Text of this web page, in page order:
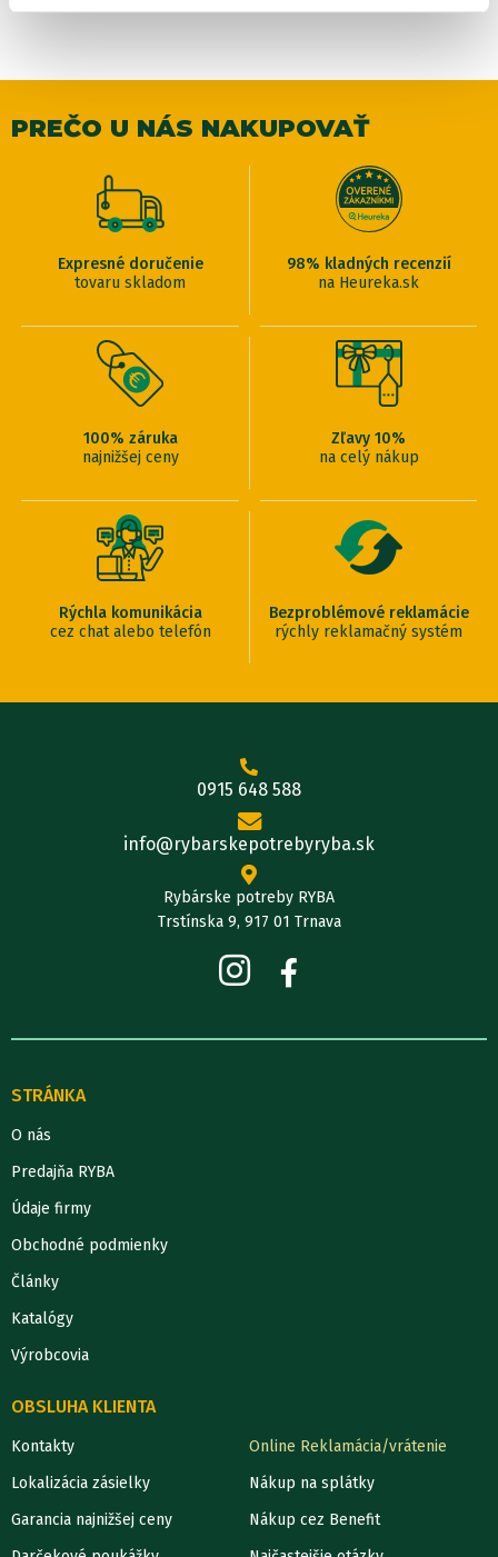
PREČO U NÁS NAKUPOVAŤ
Expresné doručenie
tovaru skladom
98% kladných recenzií
na Heureka.sk
100% záruka
najnižšej ceny
Zľavy 10%
na celý nákup
Rýchla komunikácia
cez chat alebo telefón
Bezproblémové reklamácie
rýchly reklamačný systém
0915 648 588
info@rybarskepotrebyryba.sk
Rybárske potreby RYBA
Trstínska 9, 917 01 Trnava
STRÁNKA
O nás
Predajňa RYBA
Údaje firmy
Obchodné podmienky
Články
Katalógy
Výrobcovia
OBSLUHA KLIENTA
Kontakty
Lokalizácia zásielky
Garancia najnižšej ceny
Online Reklamácia/vrátenie
Nákup na splátky
Nákup cez Benefit